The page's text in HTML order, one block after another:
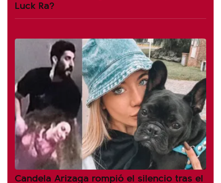
Luck Ra?
Candela Arizaga rompió el silencio tras el